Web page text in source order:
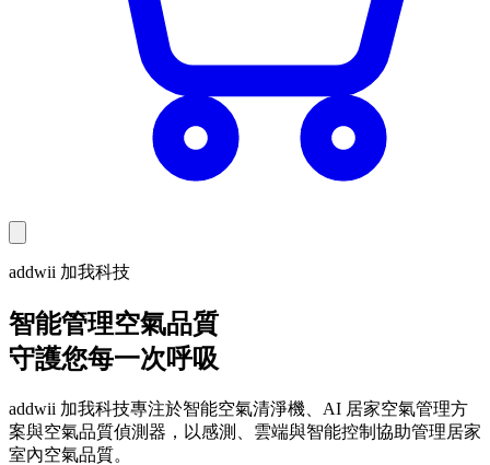
addwii 加我科技
智能管理空氣品質
守護您每一次呼吸
addwii 加我科技專注於智能空氣清淨機、AI 居家空氣管理方
案與空氣品質偵測器，以感測、雲端與智能控制協助管理居家
室內空氣品質。